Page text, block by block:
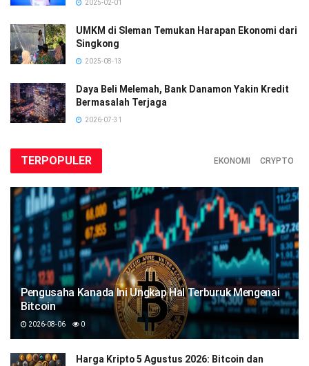
2025-02-01
UMKM di Sleman Temukan Harapan Ekonomi dari
Singkong
2025-08-13
Daya Beli Melemah, Bank Danamon Yakin Kredit
Bermasalah Terjaga
2026-07-31
TERPOPULER EKONOMI CRYPTO
Pengusaha Kanada Ini Ungkap Hal Terburuk Mengenai
Bitcoin
2026-08-06 0
Harga Kripto 5 Agustus 2026: Bitcoin dan